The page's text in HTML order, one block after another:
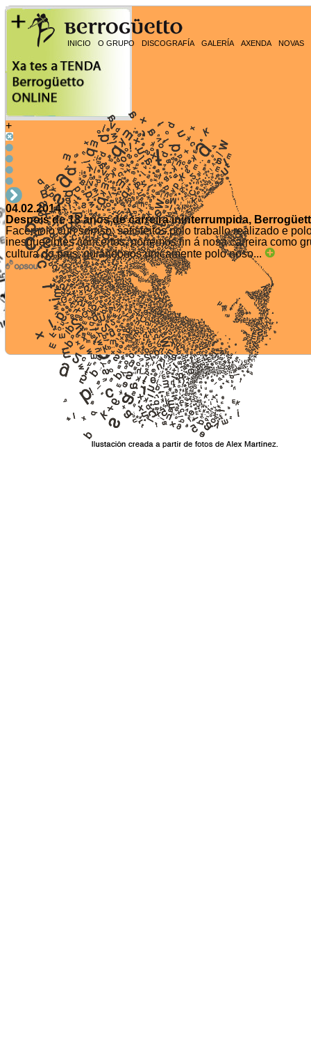
INICIO O GRUPO DISCOGRAFÍA GALERÍA AXENDA NOVAS
+
04.02.2014
Despois de 18 anos de carreira ininterrumpida,
Facémolo cun sorriso, satisfeitos polo traballo realizado e
inesquecibles concertos, poñemos fin á nosa carreira como
cultura do país, guiándonos únicamente polo noso...